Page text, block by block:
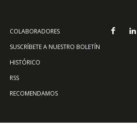
COLABORADORES
SUSCRÍBETE A NUESTRO BOLETÍN
HISTÓRICO
RSS
RECOMENDAMOS